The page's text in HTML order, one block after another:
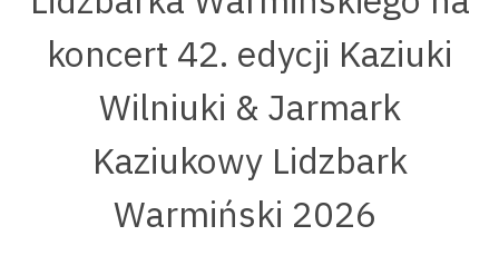
koncert 42. edycji Kaziuki
Wilniuki & Jarmark
Kaziukowy Lidzbark
Warmiński 2026